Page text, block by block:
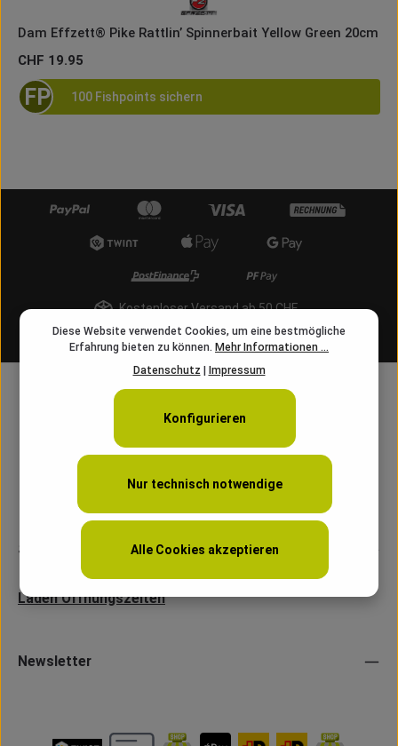
Dam Effzett® Pike Rattlin’ Spinnerbait Yellow Green 20cm
Regulärer Preis:
CHF 19.95
FP 100 Fishpoints sichern
Kostenloser Versand ab 50 CHF
info@angelschnur.ch
Service
Laden Öffnungszeiten
Newsletter
Diese Website verwendet Cookies, um eine bestmögliche
Erfahrung bieten zu können. Mehr Informationen ...
Datenschutz
Impressum
Nur technisch notwendige
Konfigurieren
Alle Cookies akzeptieren